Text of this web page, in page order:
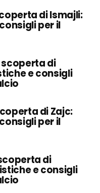
di Ismajli:
per il
di
e consigli
di Zajc:
per il
di
e consigli